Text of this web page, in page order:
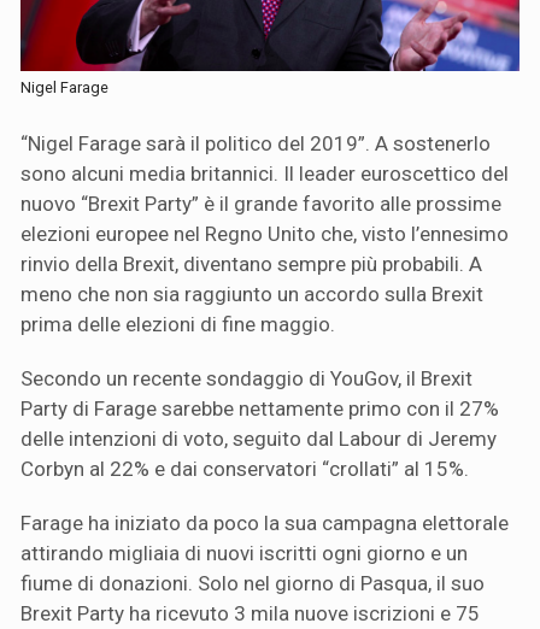
Nigel Farage
“Nigel Farage sarà il politico del 2019”. A sostenerlo
sono alcuni media britannici. Il leader euroscettico del
nuovo “Brexit Party” è il grande favorito alle prossime
elezioni europee nel Regno Unito che, visto l’ennesimo
rinvio della Brexit, diventano sempre più probabili. A
meno che non sia raggiunto un accordo sulla Brexit
prima delle elezioni di fine maggio.
Secondo un recente sondaggio di YouGov, il Brexit
Party di Farage sarebbe nettamente primo con il 27%
delle intenzioni di voto, seguito dal Labour di Jeremy
Corbyn al 22% e dai conservatori “crollati” al 15%.
Farage ha iniziato da poco la sua campagna elettorale
attirando migliaia di nuovi iscritti ogni giorno e un
fiume di donazioni. Solo nel giorno di Pasqua, il suo
Brexit Party ha ricevuto 3 mila nuove iscrizioni e 75